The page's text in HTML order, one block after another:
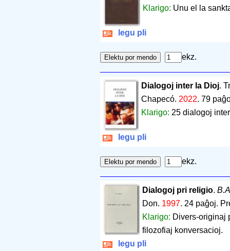
Klarigo: Unu el la
legu pli
ekz.
Dialogoj inter la Dioj.
Chapecó. 2022. 79
Klarigo: 25 dialogoj
legu pli
ekz.
Dialogoj pri religio.
Don. 1997. 24 paĝoj.
Klarigo: Divers-originaj
filozofiaj konversacioj.
legu pli